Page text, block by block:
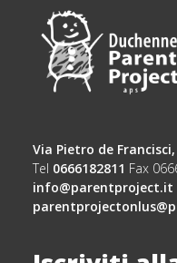
Via Pietro de
Tel 0666182811 Fax
info@parentproject.it